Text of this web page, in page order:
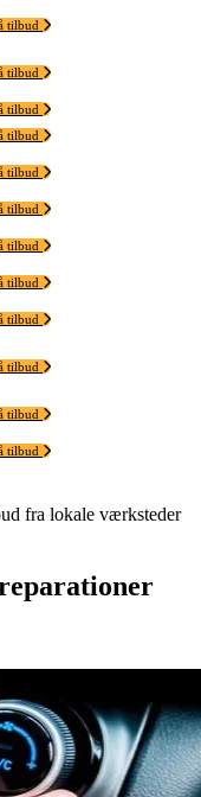
tilbud
tilbud
tilbud
tilbud
tilbud
tilbud
tilbud
tilbud
tilbud
tilbud
tilbud
tilbud
fra lokale værksteder